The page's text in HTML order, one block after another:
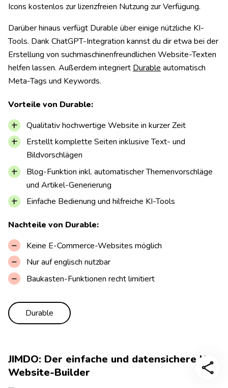
Icons kostenlos zur lizenzfreien Nutzung zur Verfügung.
Darüber hinaus verfügt Durable über einige nützliche KI-
Tools. Dank ChatGPT-Integration kannst du dir etwa bei der
Erstellung von suchmaschinenfreundlichen Website-Texten
helfen lassen. Außerdem integriert Durable automatisch
Meta-Tags und Keywords.
Vorteile von Durable:
Qualitativ hochwertige Website in kurzer Zeit
Erstellt komplette Seiten inklusive Text- und
Bildvorschlägen
Blog-Funktion inkl. automatischer Themenvorschläge
und Artikel-Generierung
Einfache Bedienung und hilfreiche KI-Tools
Nachteile von Durable:
Keine E-Commerce-Websites möglich
Nur auf englisch nutzbar
Baukasten-Funktionen recht limitiert
Durable
JIMDO: Der einfache und datensichere KI-
Website-Builder